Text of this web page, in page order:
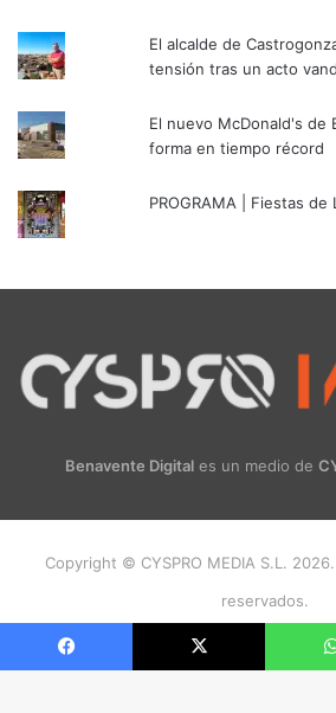
El alcalde de
tensión tras un acto
El nuevo McDonald's de
forma en tiempo récord
PROGRAMA | Fiestas de
Benavente Digital es un medio de
Copyright © CYSPRO MEDIA S.L.
reservados.
Facebook X